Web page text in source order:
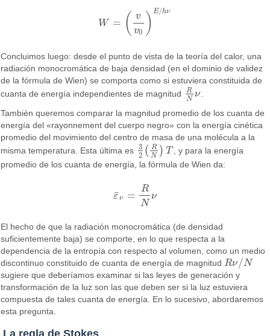
W = (
v
v0 ) E/hν
W= (v v0)E /h
Concluimos luego: desde el punto de vista de la teoría del calor, una
radiación monocromática de baja densidad (en el dominio de validez
de la fórmula de Wien) se comporta como si estuviera constituida de
cuanta de energía independientes de magnitud
R
N
ν
RNν.
También queremos comparar la magnitud promedio de los cuanta de
energía del «rayonnement del cuerpo negro» con la energía cinética
promedio del movimiento del centro de masa de una molécula a la
misma temperatura. Esta última es 3
2 ( R
N ) T
32( RN) T , y para la energía
promedio de los cuanta de energía, la fórmula de Wien da:
ε
¯ν =
R
N
ν
ε¯ ν= RNν
El hecho de que la radiación monocromática (de densidad
suficientemente baja) se comporte, en lo que respecta a la
dependencia de la entropía con respecto al volumen, como un medio
discontinuo constituido de cuanta de energía de magnitud Rν/N
Rν/N
sugiere que deberíamos examinar si las leyes de generación y
transformación de la luz son las que deben ser si la luz estuviera
compuesta de tales cuanta de energía. En lo sucesivo, abordaremos
esta pregunta.